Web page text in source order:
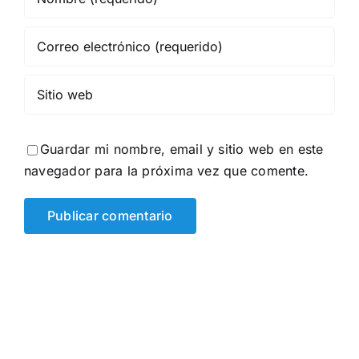
Guardar mi nombre, email y sitio web en este
navegador para la próxima vez que comente.